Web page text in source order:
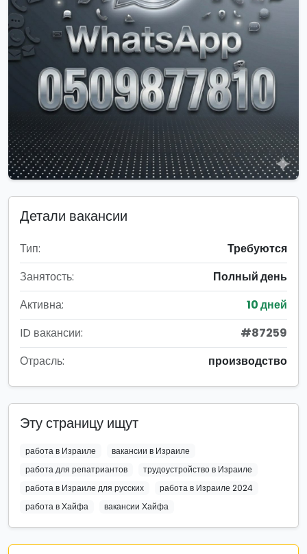
Детали вакансии
Тип:
Требуются
Занятость:
Полный день
Активна:
10 дней
ID вакансии:
#87259
Отрасль:
производство
Эту страницу ищут
работа в Израиле
вакансии в Израиле
работа для репатриантов
трудоустройство в Израиле
работа в Израиле для русских
работа в Израиле 2024
работа в Хайфа
вакансии Хайфа